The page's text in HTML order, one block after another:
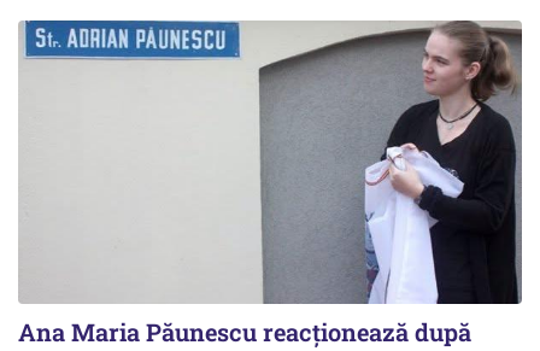
Ana Maria Păunescu reacționează după